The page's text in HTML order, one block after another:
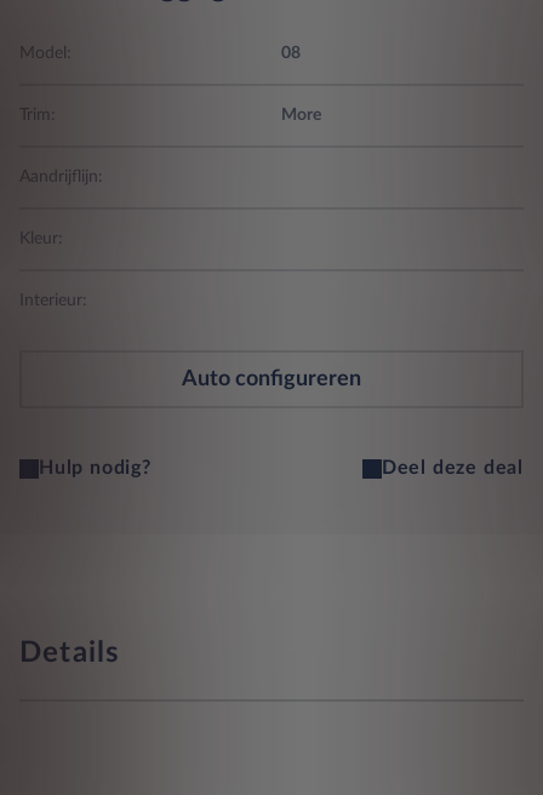
Model: 08
Trim: More
Aandrijflijn:
Kleur:
Interieur:
Auto configureren
Hulp nodig? Deel deze deal
Details